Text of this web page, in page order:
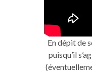
En dépit de
puisqu’il